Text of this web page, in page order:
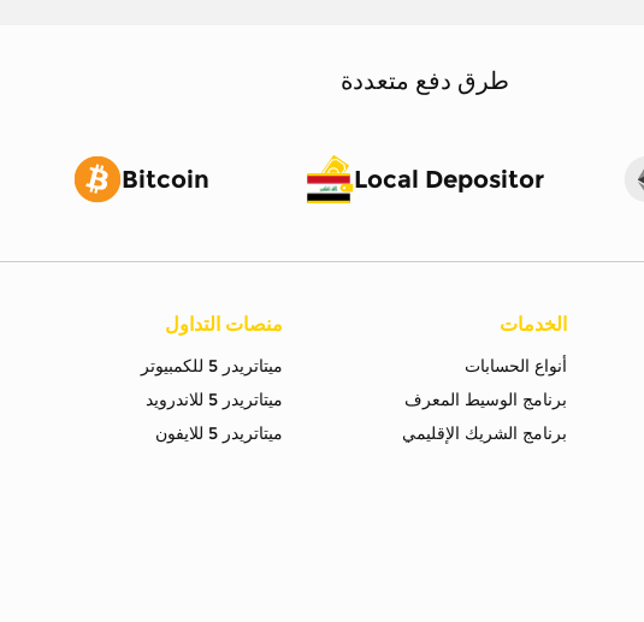
طرق دفع متعددة
Bitcoin Local Depositor
الخدمات
أنواع الحسابات
برنامج الوسيط المعرف
برنامج الشريك الإقليمي
منصات التداول
ميتاتريدر 5 للكمبيوتر
ميتاتريدر 5 للاندرويد
ميتاتريدر 5 للايفون